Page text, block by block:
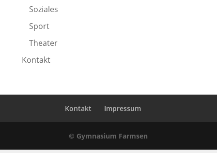
Soziales
Sport
Theater
Kontakt
Kontakt Impressum
© Gymnasium Farmsen